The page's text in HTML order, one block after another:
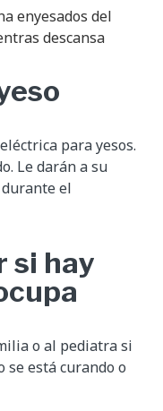
enyesados del
descansa
para yesos.
Le darán a su
el
si hay
o al pediatra si
se está curando o